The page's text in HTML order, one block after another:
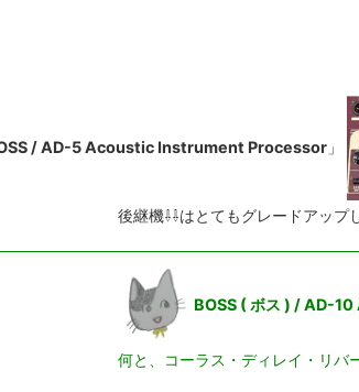
/ AD-5 Acoustic Instrument Processor」
後継機⇩⇩はとてもグレードアップ
BOSS ( ボス ) / AD-
何と、コーラス・ディレイ・リバ